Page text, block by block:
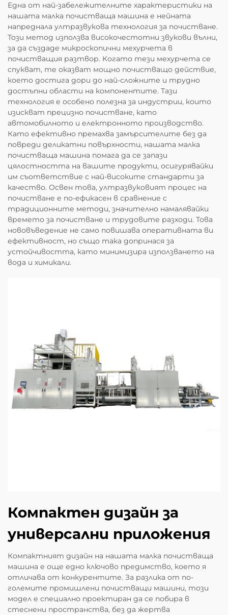
Една от най-забележителните характеристики на
нашата малка почистваща машина е нейната
напреднала ултразвукова технология за почистване.
Този метод използва високочестотни звукови вълни,
за да създаде микроскопични мехурчета в
почистващия разтвор. Когато тези мехурчета се
спукват, те оказват мощно почистващо действие,
което достига дори до най-сложните и трудно
достъпни области на компонентите. Тази
технология е особено полезна за индустрии, които
изискват прецизно почистване, като
автомобилното и електронното производство.
Като ефективно премахва замърсителите без да
повреди деликатни повърхности, нашата малка
почистваща машина помага да се запази
цялостността на вашите продукти, осигурявайки
им съответствие с най-високите стандарти за
качество. Освен това, ултразвуковият процес на
почистване е по-ефикасен в сравнение с
традиционните методи, значително намалявайки
времето за почистване и трудовите разходи. Това
нововъведение не само повишава оперативната ви
ефективност, но също така допринася за
устойчивостта, като минимизира използването на
вода и химикали.
Компактен дизайн за
универсални приложения
Компактният дизайн на нашата малка почистваща
машина е още едно ключово предимство, което я
отличава от конкурентите. За разлика от по-
големите промишлени почистващи машини, този
модел е специално проектиран да се побира в
стеснени пространства, без да жертва